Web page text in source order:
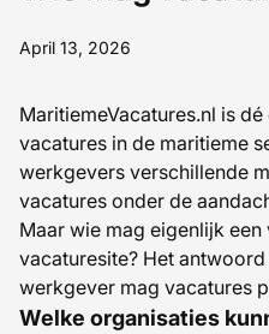
April 13, 2026
MaritiemeVacatures.nl is
vacatures in de maritieme
werkgevers verschillende
vacatures onder de
Maar wie mag eigenlijk
vacaturesite? Het
werkgever mag vacatures
Welke organisaties